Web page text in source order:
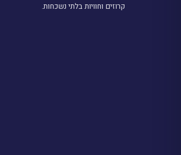
קרוזים וחוויות בלתי נשכחות.